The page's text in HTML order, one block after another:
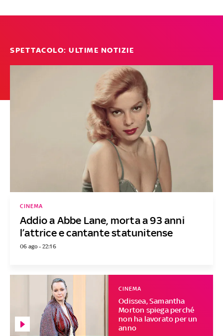
SPETTACOLO: ULTIME NOTIZIE
Addio a Abbe Lane, morta a 93 anni
l’attrice e cantante statunitense
CINEMA
06 ago - 22:16
Odissea, Samantha
Morton spiega perché
non ha lavorato per un
anno
CINEMA